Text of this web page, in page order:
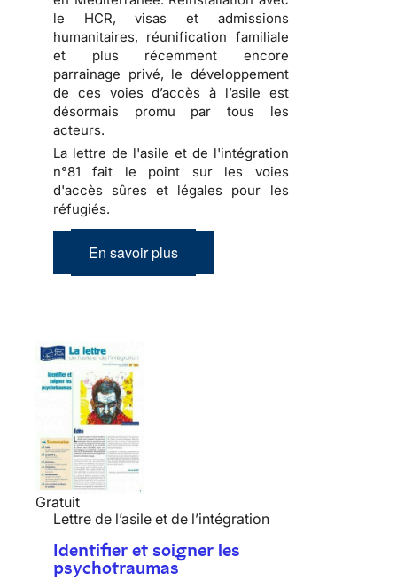
le HCR, visas et admissions
humanitaires, réunification familiale
et plus récemment encore
parrainage privé, le développement
de ces voies d’accès à l’asile est
désormais promu par tous les
acteurs.
La lettre de l'asile et de l'intégration
n°81 fait le point sur les voies
d'accès sûres et légales pour les
réfugiés.
En savoir plus
Gratuit
Lettre de l’asile et de l’intégration
Identifier et soigner les
psychotraumas